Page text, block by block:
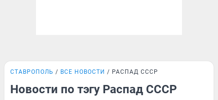
СТАВРОПОЛЬ ВСЕ НОВОСТИ РАСПАД СССР
Новости по тэгу Распад СССР